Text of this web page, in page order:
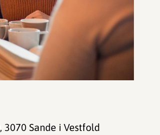
, 3070 Sande i Vestfold